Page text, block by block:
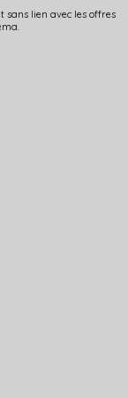
sans lien avec les offres